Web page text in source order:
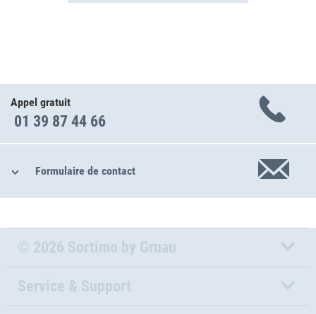
Appel gratuit
01 39 87 44 66
Formulaire de contact
© 2026 Sortimo by Gruau
Service & Support